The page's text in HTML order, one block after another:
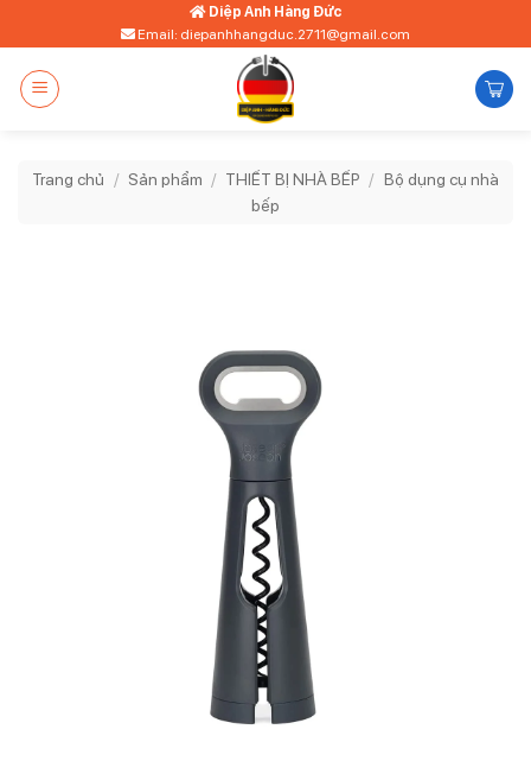
qua
dung
Diệp Anh Hàng Đức
Email: diepanhhangduc.2711@gmail.com
Trang chủ / Sản phẩm / THIẾT BỊ NHÀ BẾP / Bộ dụng cụ nhà
bếp